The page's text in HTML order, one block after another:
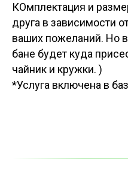
КОмплектация и
друга в зависимости
ваших пожеланий. Но
бане будет куда
чайник и кружки. )
*Услуга включена в